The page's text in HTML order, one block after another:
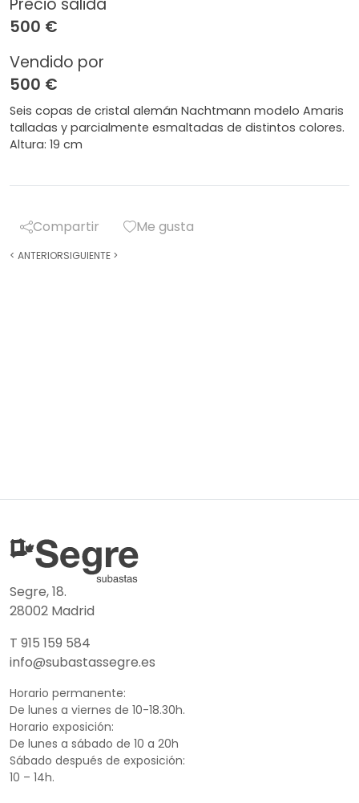
Precio salida
500 €
Vendido por
500 €
Seis copas de cristal alemán Nachtmann modelo Amaris
talladas y parcialmente esmaltadas de distintos colores.
Altura: 19 cm
Compartir Me gusta
< ANTERIORSIGUIENTE >
Segre, 18.
28002 Madrid
T 915 159 584
info@subastassegre.es
Horario permanente:
De lunes a viernes de 10-18.30h.
Horario exposición:
De lunes a sábado de 10 a 20h
Sábado después de exposición:
10 – 14h.